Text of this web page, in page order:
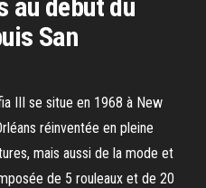
au début du
San
III se situe en 1968 à New
réinventée en pleine
mais aussi de la mode et
de 5 rouleaux et de 20